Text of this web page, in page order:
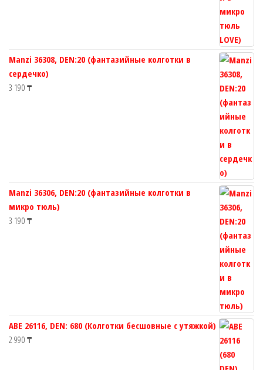
Manzi 36308, DEN:20 (фантазийные колготки в
сердечко)
3 190 ₸
Manzi 36306, DEN:20 (фантазийные колготки в
микро тюль)
3 190 ₸
ABE 26116, DEN: 680 (Колготки бесшовные с утяжкой)
2 990 ₸